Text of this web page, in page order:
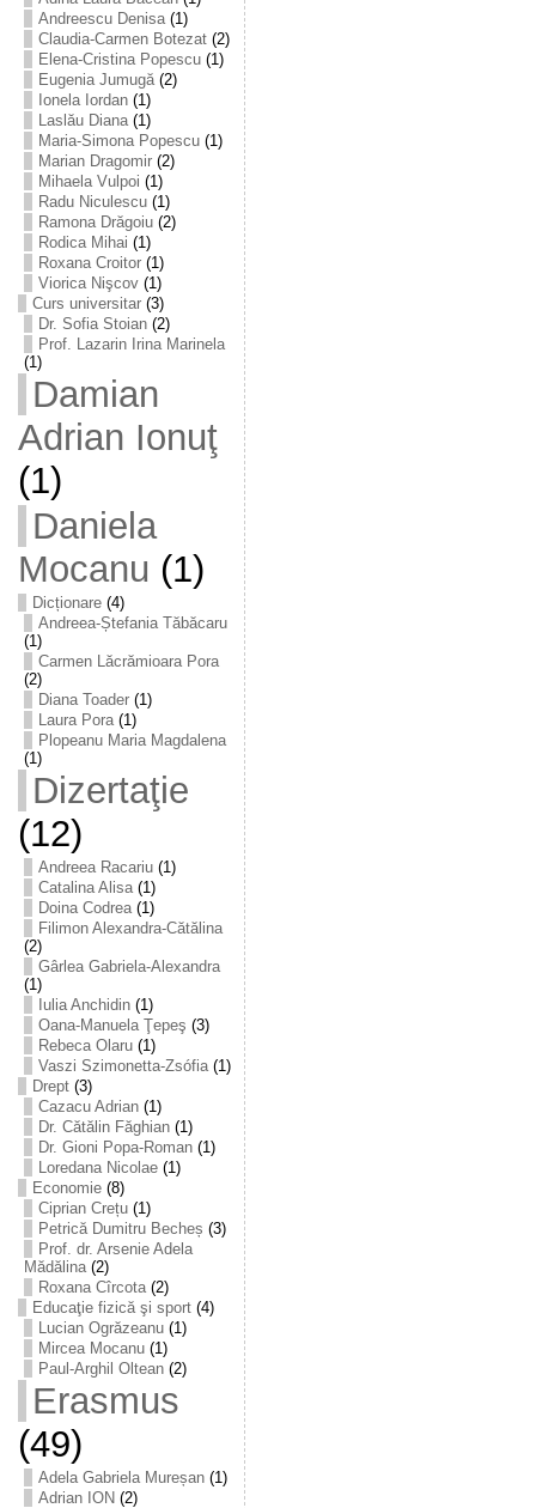
Andreescu Denisa(1)
Claudia-Carmen Botezat(2)
Elena-Cristina Popescu(1)
Eugenia Jumugă(2)
Ionela Iordan(1)
Laslău Diana(1)
Maria-Simona Popescu(1)
Marian Dragomir(2)
Mihaela Vulpoi (1)
Radu Niculescu(1)
Ramona Drăgoiu(2)
Rodica Mihai (1)
Roxana Croitor(1)
Viorica Nişcov(1)
Curs universitar(3)
Dr. Sofia Stoian(2)
Prof. Lazarin Irina Marinela
(1)
Damian
Adrian Ionuţ
(1)
Daniela
Mocanu (1)
Dicționare(4)
Andreea-Ștefania Tăbăcaru
(1)
Carmen Lăcrămioara Pora
(2)
Diana Toader(1)
Laura Pora(1)
Plopeanu Maria Magdalena
(1)
Dizertaţie
(12)
Andreea Racariu(1)
Catalina Alisa(1)
Doina Codrea(1)
Filimon Alexandra-Cătălina
(2)
Gârlea Gabriela-Alexandra
(1)
Iulia Anchidin(1)
Oana-Manuela Ţepeş (3)
Rebeca Olaru(1)
Vaszi Szimonetta-Zsófia(1)
Drept(3)
Cazacu Adrian(1)
Dr. Cătălin Făghian(1)
Dr. Gioni Popa-Roman(1)
Loredana Nicolae(1)
Economie(8)
Ciprian Crețu(1)
Petrică Dumitru Becheș (3)
Prof. dr. Arsenie Adela
Mădălina(2)
Roxana Cîrcota(2)
Educaţie fizică şi sport(4)
Lucian Ogrăzeanu(1)
Mircea Mocanu(1)
Paul-Arghil Oltean(2)
Erasmus
(49)
Adela Gabriela Mureșan(1)
Adrian ION (2)